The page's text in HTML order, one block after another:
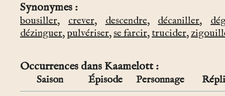
Synonymes
bousiller,crever,descendre,décaniller,
dézinguer,pulvériser,se farcir,trucider,
Occurrences dans Kaamelott
Saison Épisode Personnage